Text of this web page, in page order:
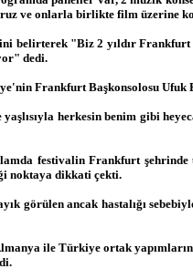
ve onlarla birlikte film üzerine
belirterek "Biz 2 yıldır
dedi.
Frankfurt Başkonsolosu Ufuk
herkesin benim gibi
festivalin Frankfurt şehrinde
noktaya dikkati çekti.
görülen ancak hastalığı
ile Türkiye ortak